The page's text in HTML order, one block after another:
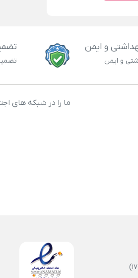
و ایمن
و ایمن
ما را در شبکه های